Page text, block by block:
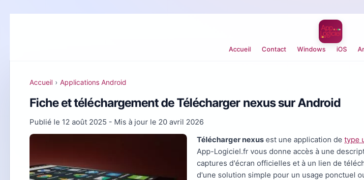
Accueil Contact Windows iOS
Accueil › Applications Android
Fiche et téléchargement de Télécharger nexus sur Android
Publié le 12 août 2025 - Mis à jour le 20 avril 2026
Télécharger nexus est une application de type
App-Logiciel.fr vous donne accès à une
captures d'écran officielles et à un lien de
d'une solution simple pour un usage ponctuel